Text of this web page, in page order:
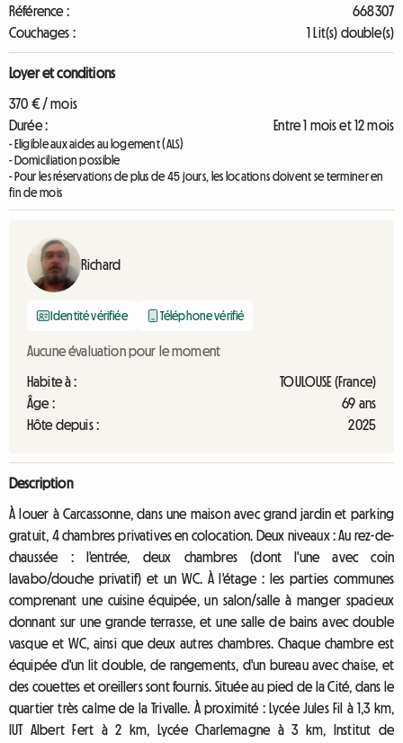
Référence :
668307
Couchages :
1 Lit(s) double(s)
Loyer et conditions
370 € / mois
Durée :
Entre 1 mois et 12 mois
- Eligible aux aides au logement (ALS)
- Domiciliation possible
- Pour les réservations de plus de 45 jours, les locations doivent se terminer en
fin de mois
Richard
Identité vérifiée Téléphone vérifié
Aucune évaluation pour le moment
Habite à :
TOULOUSE (France)
Âge :
69 ans
Hôte depuis :
2025
Description
À louer à Carcassonne, dans une maison avec grand jardin et parking
gratuit, 4 chambres privatives en colocation. Deux niveaux : Au rez-de-
chaussée : l'entrée, deux chambres (dont l'une avec coin
lavabo/douche privatif) et un WC. À l'étage : les parties communes
comprenant une cuisine équipée, un salon/salle à manger spacieux
donnant sur une grande terrasse, et une salle de bains avec double
vasque et WC, ainsi que deux autres chambres. Chaque chambre est
équipée d'un lit double, de rangements, d'un bureau avec chaise, et
des couettes et oreillers sont fournis. Située au pied de la Cité, dans le
quartier très calme de la Trivalle. À proximité : Lycée Jules Fil à 1,3 km,
IUT Albert Fert à 2 km, Lycée Charlemagne à 3 km, Institut de